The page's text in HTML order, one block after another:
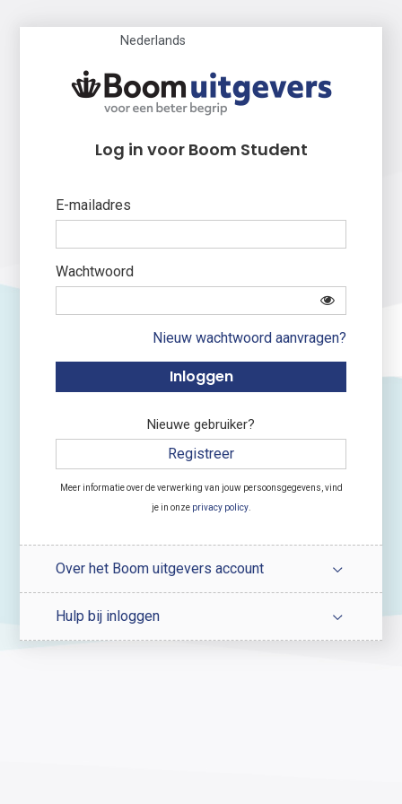
Nederlands
Log in voor Boom Student
E-mailadres
Wachtwoord
Nieuw wachtwoord aanvragen?
Nieuwe gebruiker?
Registreer
Meer informatie over de verwerking van jouw persoonsgegevens, vind
je in onze privacy policy.
Over het Boom uitgevers account
Hulp bij inloggen